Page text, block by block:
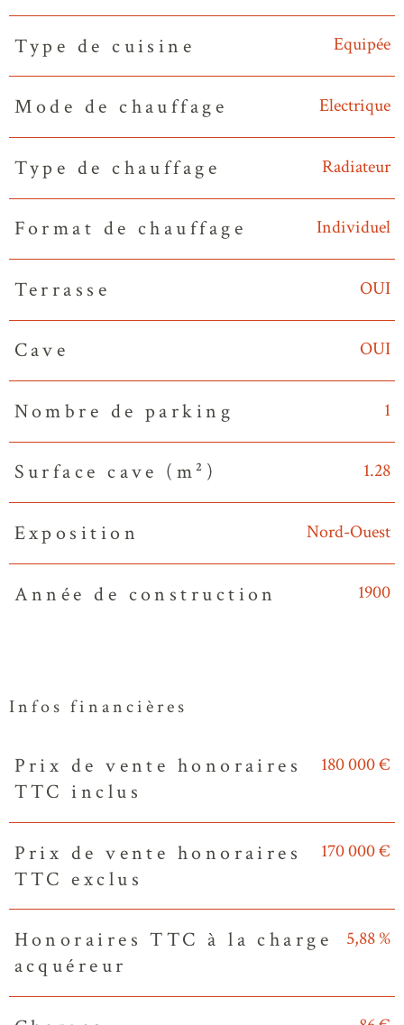
Type de cuisine Equipée
Mode de chauffage Electrique
Type de chauffage Radiateur
Format de chauffage Individuel
Terrasse OUI
Cave OUI
Nombre de parking 1
Surface cave (m²) 1.28
Exposition Nord-Ouest
Année de construction 1900
Infos financières
Caractéristiques Valeurs
Prix de vente honoraires
TTC inclus
180 000 €
Prix de vente honoraires
TTC exclus
170 000 €
Honoraires TTC à la charge
acquéreur
5,88 %